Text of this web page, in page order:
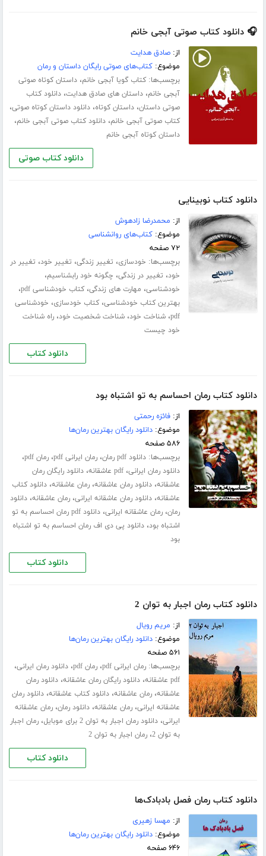
🎧 دانلود کتاب صوتی آبجی خانم
از:صادق هدایت
موضوع:کتاب‌های صوتی رایگان داستان و رمان
برچسب‌ها:کتاب گویا آبجی خانم،داستان کوتاه صوتی
آبجی خانم،داستان های صادق هدایت،دانلود کتاب
صوتی داستان،داستان کوتاه،دانلود داستان کوتاه صوتی،
کتاب صوتی آبجی خانم،دانلود کتاب صوتی آبجی خانم،
داستان کوتاه آبجی خانم
دانلود کتاب صوتی
دانلود کتاب نوبینایی
از: محمدرضا زادهوش
موضوع:کتاب‌های روانشناسی
۷۲ صفحه
برچسب‌ها: خودسازی، تغییر زندگی، تغییر خود، تغییر در
خود، تغییر در زندگی، چگونه خود رابشناسیم،
خودشناسی، مهارت های زندگی،کتاب خودشناسی pdf ،
بهترین کتاب خودشناسی،کتاب خودسازی، خودشناسی
pdf،شناخت خود،شناخت شخصیت خود،راه شناخت
خود چیست
دانلود کتاب
دانلود کتاب رمان احساسم به تو اشتباه بود
از:فائزه رحمتی
موضوع:دانلود رایگان بهترین رمان‌ها
۵۸۶ صفحه
برچسب‌ها:دانلود pdf رمان ،رمان ایرانی pdf ،رمان pdf ،
دانلود رمان ایرانی،pdf عاشقانه ،دانلود رایگان رمان
عاشقانه،دانلود رمان عاشقانه،رمان عاشقانه،دانلود کتاب
عاشقانه،دانلود رمان عاشقانه ایرانی،رمان عاشقانه،دانلود
رمان،رمان عاشقانه ایرانی،
دانلود pdf رمان احساسم به تو
اشتباه بود،دانلود پی دی اف رمان احساسم به تو اشتباه
بود
دانلود کتاب
دانلود کتاب رمان اجبار به توان 2
از: مریم رویال
موضوع:دانلود رایگان بهترین رمان‌ها
۵۶۱ صفحه
برچسب‌ها:رمان ایرانی pdf ،رمان pdf ،دانلود رمان ایرانی،
pdf عاشقانه ،دانلود رایگان رمان عاشقانه،دانلود رمان
عاشقانه،رمان عاشقانه،دانلود کتاب عاشقانه،دانلود رمان
عاشقانه ایرانی،رمان عاشقانه،دانلود رمان،رمان عاشقانه
ایرانی،دانلود رمان اجبار به توان 2 برای موبایل ،رمان اجبار
به توان 2 ،رمان اجبار به توان 2
دانلود کتاب
دانلود کتاب رمان فصل بادبادک‌ها
از: مهسا زهیری
موضوع:دانلود رایگان بهترین رمان‌ها
۶۴۶ صفحه